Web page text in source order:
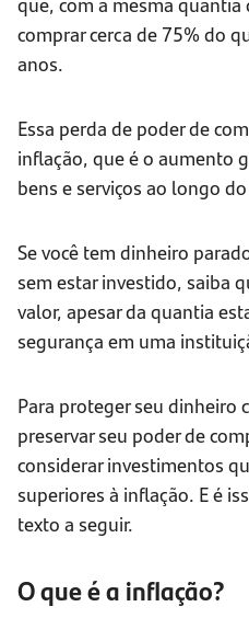
comprar cerca de 75% do
anos.
Essa perda de poder de
inflação, que é o aumento
bens e serviços ao longo
Se você tem dinheiro
sem estar investido, saiba
valor, apesar da quantia
segurança em uma
Para proteger seu dinheiro
preservar seu poder de
considerar investimentos
superiores à inflação. E é
texto a seguir.
O que é a inflação?